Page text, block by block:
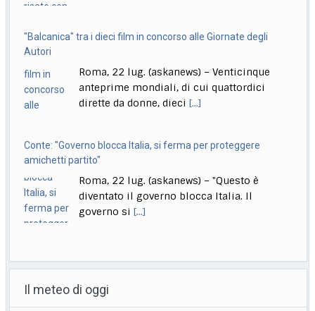
"Balcanica" tra i dieci film in concorso alle Giornate degli
Autori
Roma, 22 lug. (askanews) – Venticinque
anteprime mondiali, di cui quattordici
dirette da donne, dieci[...]
Conte: "Governo blocca Italia, si ferma per proteggere
amichetti partito"
Roma, 22 lug. (askanews) – "Questo è
diventato il governo blocca Italia. Il
governo si[...]
certi toni..
Bologna, 22 lug. (askanews) – "Non voglio
dire che qualcuno abbia istigato alla
Il meteo di oggi